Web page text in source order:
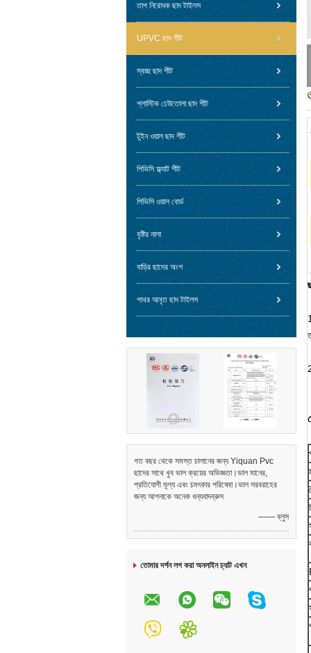
তাপ নিরোধক ছাদ টাইলস
UPVC ছাদ শীট
স্বচ্ছ ছাদ শীট
প্লাস্টিক ঢেউতোলা ছাদ শীট
টুইন ওয়াল ছাদ শীট
পিভিসি ফ্ল্যাট শীট
পিভিসি ওয়াল বোর্ড
বৃষ্টির নালা
বাড়ির ছাদের অংশ
পাথর আবৃত ছাদ টাইলস
গত বছর থেকে সমস্ত চালানের জন্য Yiquan Pvc
ছাদের সাথে খুব ভাল ক্রয়ের অভিজ্ঞতা।ভাল মানের,
প্রতিযোগী মূল্য এবং চমৎকার পরিষেবা।ভাল সরবরাহের
জন্য আপনাকে অনেক ধন্যবাদব্রুস
—— ব্লুস
তোমার দর্শন লগ করা অনলাইন চ্যাট এখন